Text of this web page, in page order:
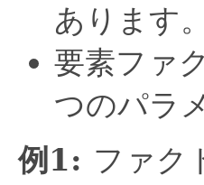
あります。
要素ファ
つのパラ
例1: ファク